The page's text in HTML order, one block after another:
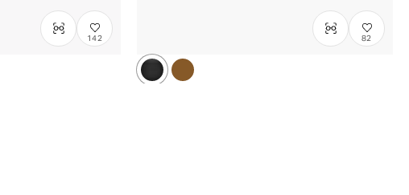
142 82